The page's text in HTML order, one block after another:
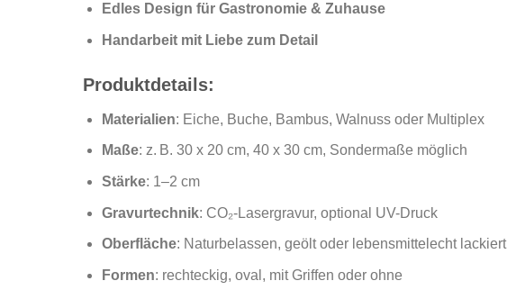
Edles Design für Gastronomie & Zuhause
Handarbeit mit Liebe zum Detail
Produktdetails:
Materialien: Eiche, Buche, Bambus, Walnuss oder Multiplex
Maße: z. B. 30 x 20 cm, 40 x 30 cm, Sondermaße möglich
Stärke: 1–2 cm
Gravurtechnik: CO₂-Lasergravur, optional UV-Druck
Oberfläche: Naturbelassen, geölt oder lebensmittelecht lackiert
Formen: rechteckig, oval, mit Griffen oder ohne